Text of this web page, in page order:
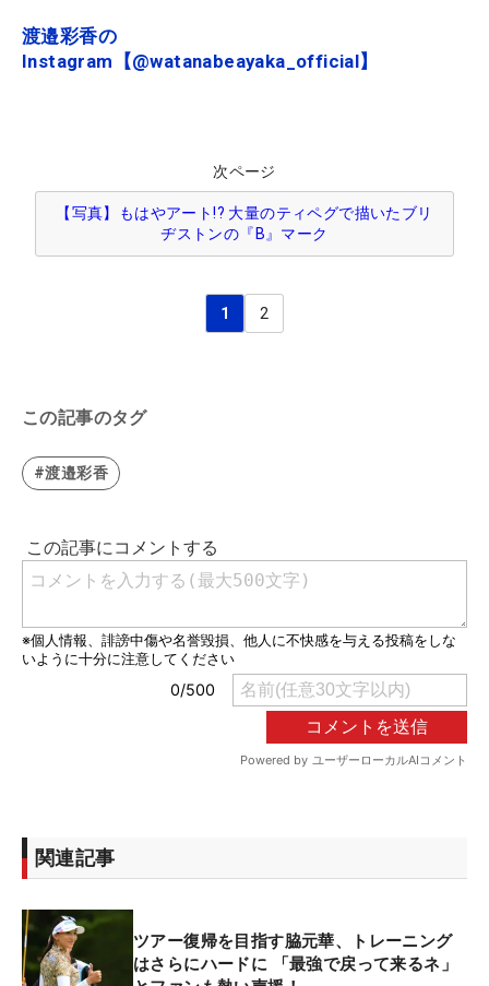
渡邉彩香の
Instagram【@watanabeayaka_official】
次ページ
【写真】もはやアート!? 大量のティペグで描いたブリ
ヂストンの『B』マーク
1 2
この記事のタグ
#渡邉彩香
関連記事
ツアー復帰を目指す脇元華、トレーニング
はさらにハードに 「最強で戻って来るネ」